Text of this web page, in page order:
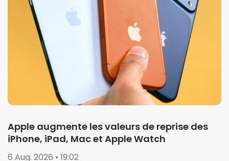
Apple augmente les valeurs de reprise des
iPhone, iPad, Mac et Apple Watch
6 Aug. 2026 • 19:02